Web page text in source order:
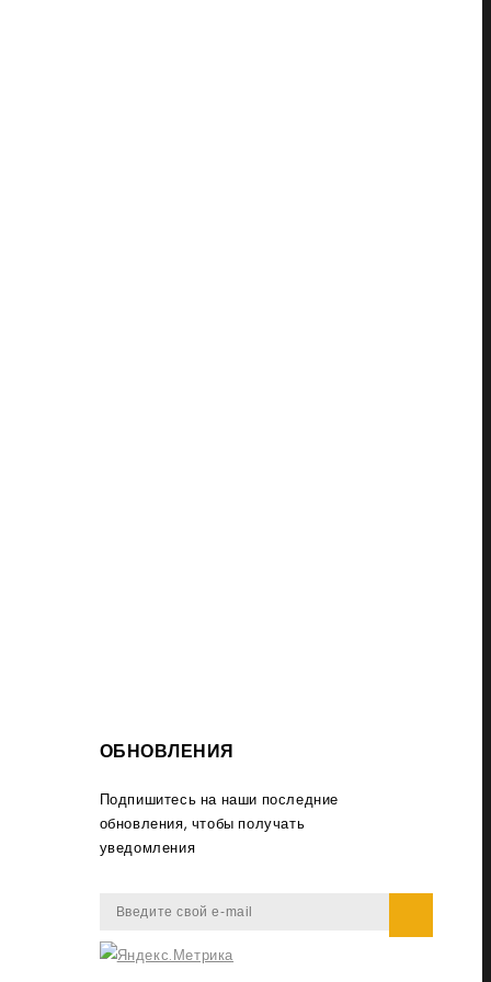
ОБНОВЛЕНИЯ
Подпишитесь на наши последние
обновления, чтобы получать
уведомления